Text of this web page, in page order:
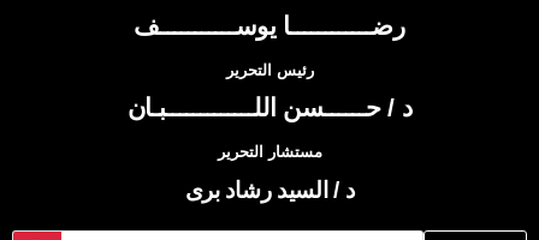
رضــــــــــــا يوســـــــــــف
رئيس التحرير
د / حــــــسن اللـــــــــــــبـان
مستشار التحرير
د / السيد رشاد برى